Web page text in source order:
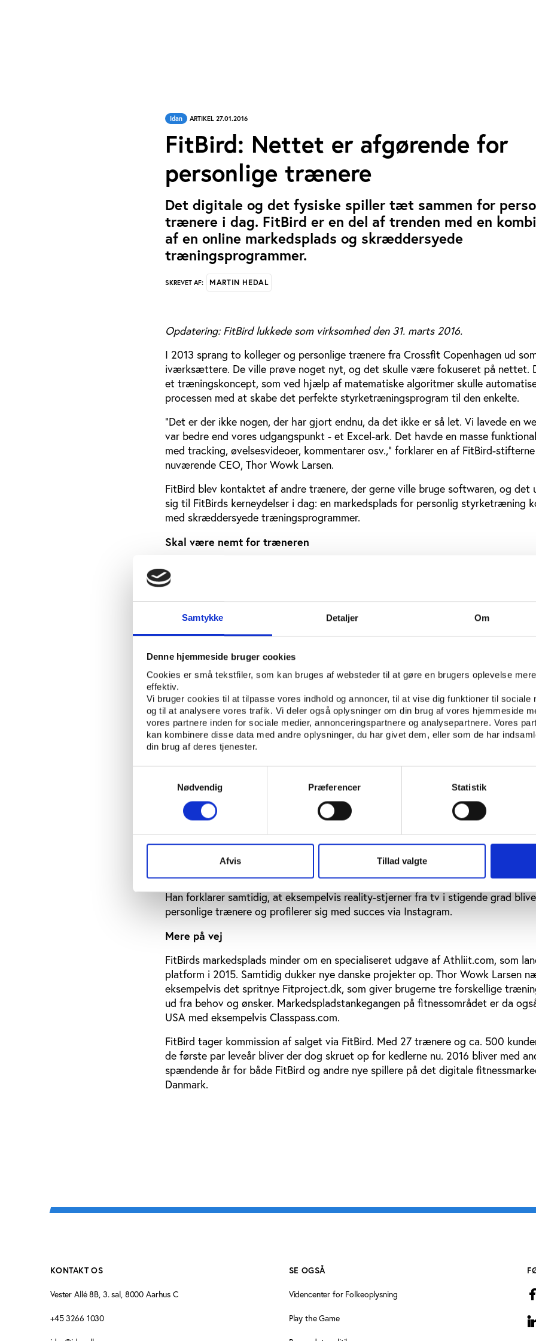
Samtykke Detaljer Om
Denne hjemmeside bruger cookies
Cookies er små tekstfiler, som kan bruges af websteder til at gøre en brugers oplevelse mere
effektiv.
Vi bruger cookies til at tilpasse vores indhold og annoncer, til at vise dig funktioner til sociale
og til at analysere vores trafik. Vi deler også oplysninger om din brug af vores hjemmeside
vores partnere inden for sociale medier, annonceringspartnere og analysepartnere. Vores
kan kombinere disse data med andre oplysninger, du har givet dem, eller som de har
din brug af deres tjenester.
Nødvendig
Præferencer Statistik
Afvis Tillad valgte
Idan ARTIKEL 27.01.2016
FitBird: Nettet er afgørende for
personlige trænere
Det digitale og det fysiske spiller tæt sammen for
trænere i dag. FitBird er en del af trenden med en
af en online markedsplads og skræddersyede
træningsprogrammer.
SKREVET AF: MARTIN HEDAL
Opdatering: FitBird lukkede som virksomhed den 31. marts 2016.
I 2013 sprang to kolleger og personlige trænere fra Crossfit Copenhagen ud
iværksættere. De ville prøve noget nyt, og det skulle være fokuseret på nettet.
et træningskoncept, som ved hjælp af matematiske algoritmer skulle
processen med at skabe det perfekte styrketræningsprogram til den enkelte.
”Det er der ikke nogen, der har gjort endnu, da det ikke er så let. Vi lavede en
var bedre end vores udgangspunkt - et Excel-ark. Det havde en masse
med tracking, øvelsesvideoer, kommentarer osv.,” forklarer en af FitBird-
nuværende CEO, Thor Wowk Larsen.
FitBird blev kontaktet af andre trænere, der gerne ville bruge softwaren, og det
sig til FitBirds kerneydelser i dag: en markedsplads for personlig styrketræning
med skræddersyede træningsprogrammer.
Skal være nemt for træneren
Synlighed på nettet er i dag meget afgørende for personlige trænere, men de
formår ifølge Thor Wowk Larsen at gøre det professionelt nok:
”Mange trænere er udfordret på det tekniske, og så er de heller ikke altid så
forretningsmæssige. Så vi besluttede os for at lave en markedsplads for deres
er skarpe på kombinationen af det fysiske og det digitale - fx med online
man også mødes fysisk.”
Trænerens adgang til FitBird har dog ikke været så teknisk tilgængelig, og derfor
FitBird planer om en relancering i 2016, som også betyder, at flere trænere kan
– både i Danmark og i andre lande.
Trænernes kvalifikationer er vigtige
FitBirds trænere er lige nu udvalgt på baggrund af deres kvalifikationer. Det er i
uigennemsigtigt marked:
”Problemet er, at det er svært at skelne mellem skidt og snot. Det bliver svært
beskyttet titel på godt og ondt. Hvis du har et bevis, så snakker vi om et seks
med ca. 100 timers undervisning. Derfra og til, at man er dygtig, er der langt.
års erfaring og lærer hele tiden noget nyt.”
Han forklarer samtidig, at eksempelvis reality-stjerner fra tv i stigende grad
personlige trænere og profilerer sig med succes via Instagram.
Mere på vej
FitBirds markedsplads minder om en specialiseret udgave af Athliit.com, som
platform i 2015. Samtidig dukker nye danske projekter op. Thor Wowk Larsen
eksempelvis det spritnye Fitproject.dk, som giver brugerne tre forskellige
ud fra behov og ønsker. Markedspladstankegangen på fitnessområdet er da
USA med eksempelvis Classpass.com.
FitBird tager kommission af salget via FitBird. Med 27 trænere og ca. 500
de første par leveår bliver der dog skruet op for kedlerne nu. 2016 bliver med
spændende år for både FitBird og andre nye spillere på det digitale
Danmark.
KONTAKT OS
Vester Allé 8B, 3. sal, 8000 Aarhus C
+45 3266 1030
SE OGSÅ
Videncenter for Folkeoplysning
Play the Game